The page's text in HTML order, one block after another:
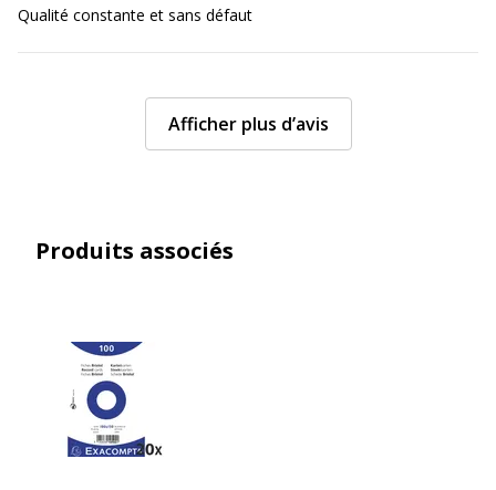
Qualité constante et sans défaut
Afficher plus d’avis
Produits associés